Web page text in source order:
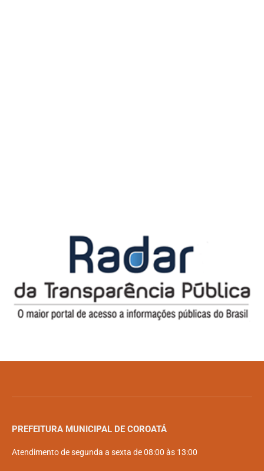
PREFEITURA MUNICIPAL DE COROATÁ
Atendimento de segunda a sexta de 08:00 às 13:00